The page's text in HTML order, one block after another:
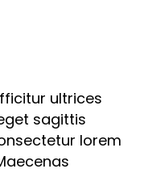
ultrices
sagittis
lorem